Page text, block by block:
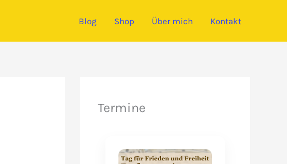
Blog Shop Über mich Kontakt
Termine